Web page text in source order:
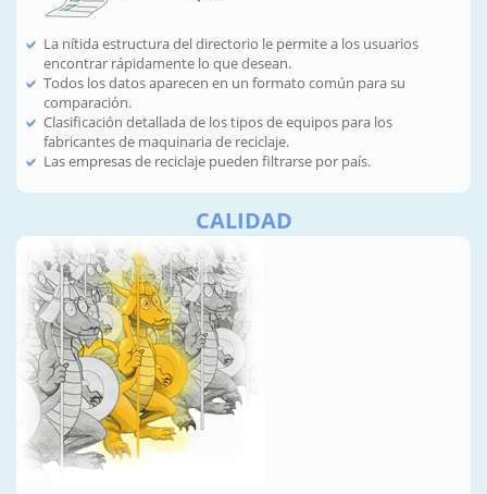
La nítida estructura del directorio le permite a los usuarios
encontrar rápidamente lo que desean.
Todos los datos aparecen en un formato común para su
comparación.
Clasificación detallada de los tipos de equipos para los
fabricantes de maquinaria de reciclaje.
Las empresas de reciclaje pueden filtrarse por país.
CALIDAD